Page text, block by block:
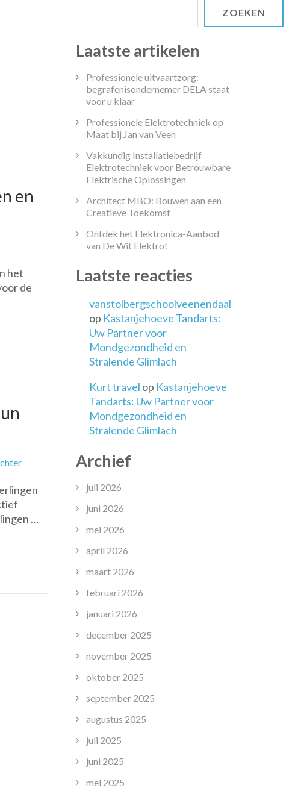
en
het
de
op
Kracht
Activerend
…
ZOEKEN
Laatste artikelen
Professionele uitvaartzorg:
begrafenisondernemer DELA staat
voor u klaar
Professionele Elektrotechniek op
Maat bij Jan van Veen
Vakkundig Installatiebedrijf
Elektrotechniek voor Betrouwbare
Elektrische Oplossingen
Architect MBO: Bouwen aan een
Creatieve Toekomst
Ontdek het Elektronica-Aanbod
van De Wit Elektro!
Laatste reacties
vanstolbergschoolveenendaal
op Kastanjehoeve Tandarts:
Uw Partner voor
Mondgezondheid en
Stralende Glimlach
Kurt travel op Kastanjehoeve
Tandarts: Uw Partner voor
Mondgezondheid en
Stralende Glimlach
Archief
juli 2026
juni 2026
mei 2026
april 2026
maart 2026
februari 2026
januari 2026
december 2025
november 2025
oktober 2025
september 2025
augustus 2025
juli 2025
juni 2025
mei 2025